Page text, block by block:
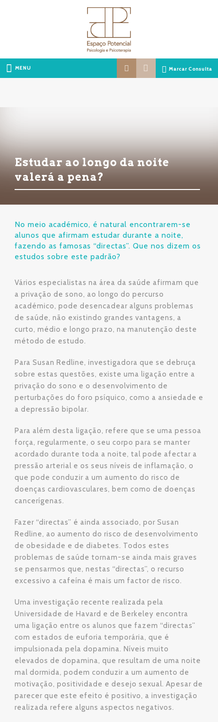
MENU Marcar Consulta
Estudar ao longo da noite
valerá a pena?
No meio académico, é natural encontrarem-se
alunos que afirmam estudar durante a noite,
fazendo as famosas “directas”. Que nos dizem os
estudos sobre este padrão?
Vários especialistas na área da saúde afirmam que
a privação de sono, ao longo do percurso
académico, pode desencadear alguns problemas
de saúde, não existindo grandes vantagens, a
curto, médio e longo prazo, na manutenção deste
método de estudo.
Para Susan Redline, investigadora que se debruça
sobre estas questões, existe uma ligação entre a
privação do sono e o desenvolvimento de
perturbações do foro psíquico, como a ansiedade e
a depressão bipolar.
Para além desta ligação, refere que se uma pessoa
força, regularmente, o seu corpo para se manter
acordado durante toda a noite, tal pode afectar a
pressão arterial e os seus níveis de inflamação, o
que pode conduzir a um aumento do risco de
doenças cardiovasculares, bem como de doenças
cancerígenas.
Fazer “directas” é ainda associado, por Susan
Redline, ao aumento do risco de desenvolvimento
de obesidade e de diabetes. Todos estes
problemas de saúde tornam-se ainda mais graves
se pensarmos que, nestas “directas”, o recurso
excessivo a cafeína é mais um factor de risco.
Uma investigação recente realizada pela
Universidade de Havard e de Berkeley encontra
uma ligação entre os alunos que fazem “directas”
com estados de euforia temporária, que é
impulsionada pela dopamina. Níveis muito
elevados de dopamina, que resultam de uma noite
mal dormida, podem conduzir a um aumento de
motivação, positividade e desejo sexual. Apesar de
parecer que este efeito é positivo, a investigação
realizada refere alguns aspectos negativos.